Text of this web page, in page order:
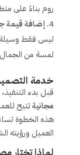
روم بناءً على
إضافة قيمة
ليس فقط وسيلة
لمسة من الجمال
خدمة التصميم
قبل بدء
مجانيةتتيح
هذه الخطوة
العميل ورؤيته